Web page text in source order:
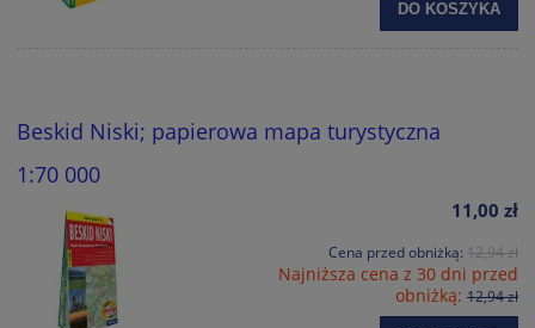
DO KOSZYKA
Beskid Niski; papierowa mapa turystyczna
1:70 000
11,00 zł
Cena przed obniżką: 12,94 zł
Najniższa cena z 30 dni przed
obniżką: 12,94 zł